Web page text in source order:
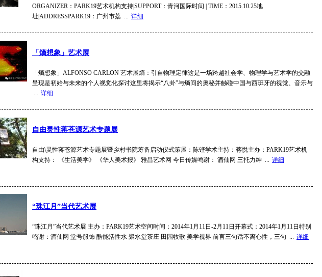
ORGANIZER：PARK19艺术机构支持|SUPPORT：青河国际时间 | TIME：2015.10.25地
址|ADDRESSPARK19：广州市荔 ... 详细
「熵想象」艺术展
「熵想象」ALFONSO CARLON 艺术展熵：引自物理定律这是一场跨越社会学、物理学与艺术学的交融
呈现是初始与未来的个人视觉化探讨这里将揭示“八卦”与熵间的奥秘并触碰中国与西班牙的视觉、音乐与
... 详细
自由灵性蒋苍源艺术专题展
自由\灵性蒋苍源艺术专题展暨乡村书院筹备启动仪式策展：陈铿学术主持：蒋悦主办：PARK19艺术机
构支持： 《生活美学》 《华人美术报》 雅昌艺术网 今日传媒鸣谢： 酒仙网 三托力绅 ... 详细
“珠江月”当代艺术展
“珠江月”当代艺术展 主办：PARK19艺术空间时间：2014年1月11日-2月11日开幕式：2014年1月11日特别
鸣谢：酒仙网 堂号服饰 酷能活性水 聚水堂茶庄 田园牧歌 美学视界 前言三句话不离心性，三句 ... 详细